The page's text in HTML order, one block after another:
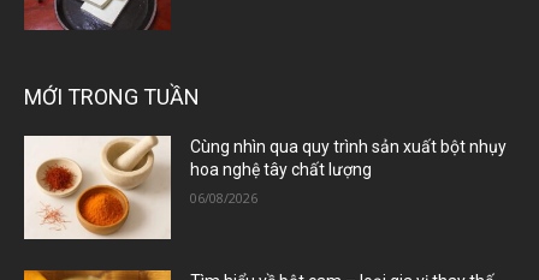
MỚI TRONG TUẦN
Cùng nhìn qua quy trình sản xuất bột nhụy
hoa nghệ tây chất lượng
06/08/2026